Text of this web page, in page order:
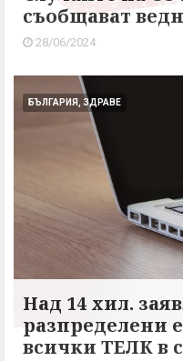
съобщават
28/06/2024
БЪЛГАРИЯ, ЗДРАВЕ
Над 14 хил.
разпределени
всички ТЕЛК в